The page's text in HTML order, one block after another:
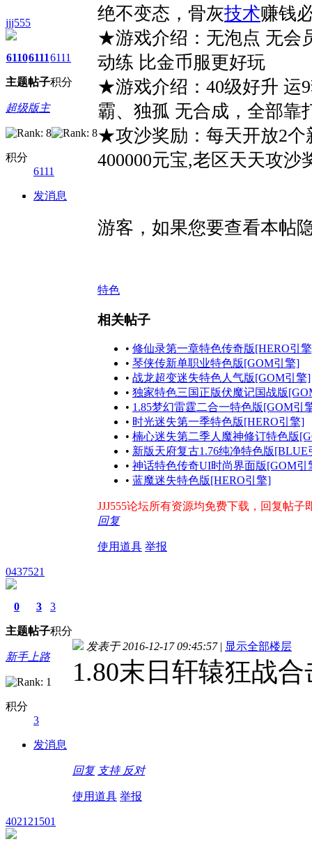
jjj555
6110
主题
6111
帖子
6111
积分
超级版主
积分
6111
发消息
绝不变态，骨灰技术赚钱
★游戏介绍：无泡点 无会
动练 比金币服更好玩
★游戏介绍：40级好升 运
霸、独孤 无合成，全部靠
★攻沙奖励：每天开放2个
400000元宝,老区天天攻沙
游客，如果您要查看本帖
特色
相关帖子
• 修仙录第一章特色传奇版[HERO引
• 琴侠传新单职业特色版[GOM引擎]
• 战龙超变迷失特色人气版[GOM引擎]
• 独家特色三国正版伏魔记国战版
• 1.85梦幻雷霆二合一特色版[GOM引
• 时光迷失第一季特色版[HERO引擎]
• 楠心迷失第二季人魔神修订特色版
• 新版天府复古1.76纯净特色版[BLUE
• 神话特色传奇UI时尚界面版[GOM引
• 蓝魔迷失特色版[HERO引擎]
JJJ555论坛所有资源均免费下载，回复帖子
回复
使用道具 举报
0437521
0
主题
3
帖子
3
积分
新手上路
积分
3
发消息
发表于 2016-12-17 09:45:57 | 显示全部楼层
1.80末日轩辕狂战
回复 支持 反对
使用道具 举报
402121501